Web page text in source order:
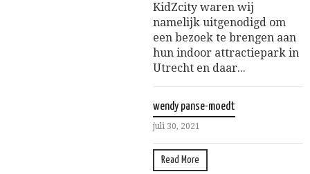
KidZcity waren wij
namelijk uitgenodigd om
een bezoek te brengen aan
hun indoor attractiepark in
Utrecht en daar...
wendy panse-moedt
juli 30, 2021
Read More